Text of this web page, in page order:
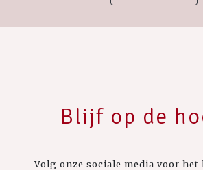
Blijf op de
Volg onze sociale media voor het